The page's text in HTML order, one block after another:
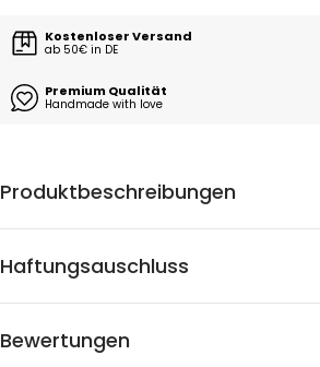
Kostenloser Versand
ab 50€ in DE
Premium Qualität
Handmade with love
Produktbeschreibungen
Haftungsauschluss
Bewertungen